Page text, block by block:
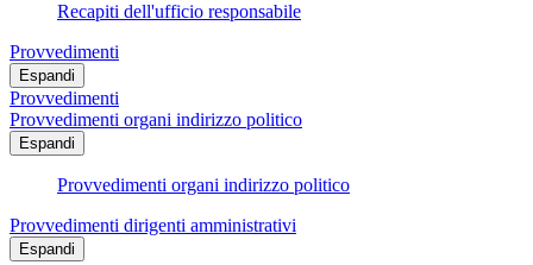
Recapiti dell'ufficio responsabile
Provvedimenti
Espandi
Provvedimenti
Provvedimenti organi indirizzo politico
Espandi
Provvedimenti organi indirizzo politico
Provvedimenti dirigenti amministrativi
Espandi